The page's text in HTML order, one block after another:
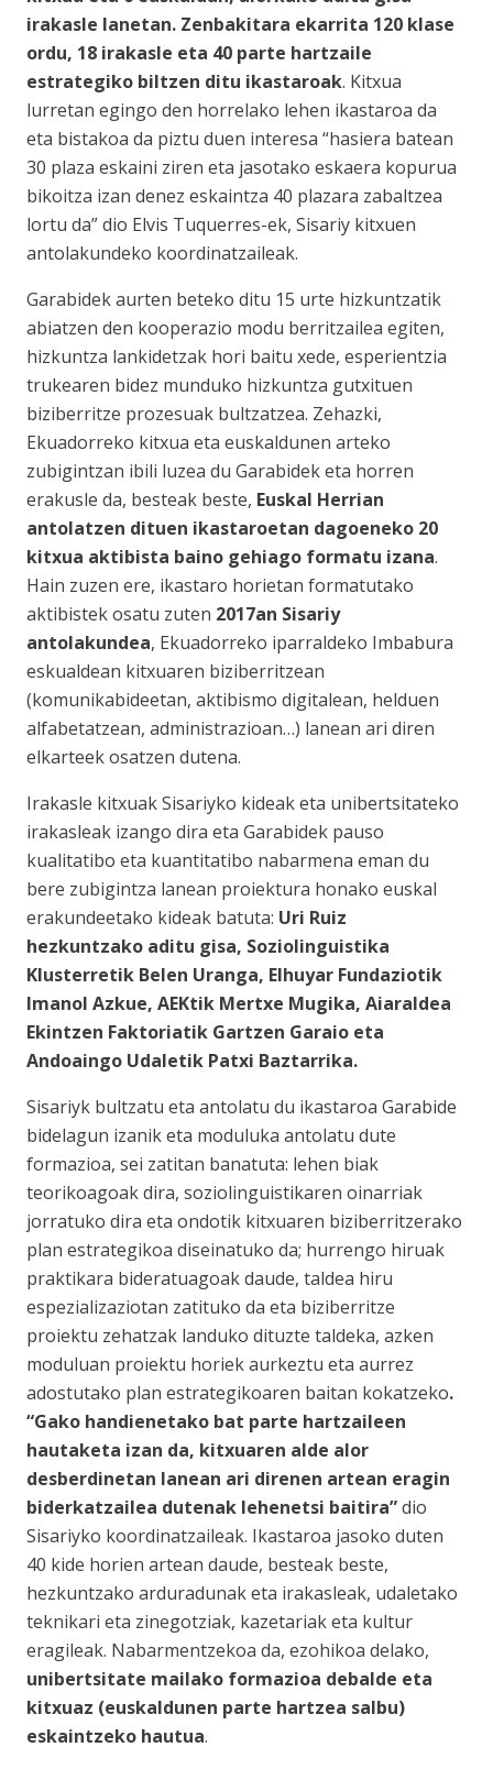
irakasle lanetan. Zenbakitara ekarrita 120 klase
ordu, 18 irakasle eta 40 parte hartzaile
estrategiko biltzen ditu ikastaroak. Kitxua
lurretan egingo den horrelako lehen ikastaroa da
eta bistakoa da piztu duen interesa “hasiera batean
30 plaza eskaini ziren eta jasotako eskaera kopurua
bikoitza izan denez eskaintza 40 plazara zabaltzea
lortu da” dio Elvis Tuquerres-ek, Sisariy kitxuen
antolakundeko koordinatzaileak.
Garabidek aurten beteko ditu 15 urte hizkuntzatik
abiatzen den kooperazio modu berritzailea egiten,
hizkuntza lankidetzak hori baitu xede, esperientzia
trukearen bidez munduko hizkuntza gutxituen
biziberritze prozesuak bultzatzea. Zehazki,
Ekuadorreko kitxua eta euskaldunen arteko
zubigintzan ibili luzea du Garabidek eta horren
erakusle da, besteak beste, Euskal Herrian
antolatzen dituen ikastaroetan dagoeneko 20
kitxua aktibista baino gehiago formatu izana.
Hain zuzen ere, ikastaro horietan formatutako
aktibistek osatu zuten 2017an Sisariy
antolakundea, Ekuadorreko iparraldeko Imbabura
eskualdean kitxuaren biziberritzean
(komunikabideetan, aktibismo digitalean, helduen
alfabetatzean, administrazioan…) lanean ari diren
elkarteek osatzen dutena.
Irakasle kitxuak Sisariyko kideak eta unibertsitateko
irakasleak izango dira eta Garabidek pauso
kualitatibo eta kuantitatibo nabarmena eman du
bere zubigintza lanean proiektura honako euskal
erakundeetako kideak batuta: Uri Ruiz
hezkuntzako aditu gisa, Soziolinguistika
Klusterretik Belen Uranga, Elhuyar Fundaziotik
Imanol Azkue, AEKtik Mertxe Mugika, Aiaraldea
Ekintzen Faktoriatik Gartzen Garaio eta
Andoaingo Udaletik Patxi Baztarrika.
Sisariyk bultzatu eta antolatu du ikastaroa Garabide
bidelagun izanik eta moduluka antolatu dute
formazioa, sei zatitan banatuta: lehen biak
teorikoagoak dira, soziolinguistikaren oinarriak
jorratuko dira eta ondotik kitxuaren biziberritzerako
plan estrategikoa diseinatuko da; hurrengo hiruak
praktikara bideratuagoak daude, taldea hiru
espezializaziotan zatituko da eta biziberritze
proiektu zehatzak landuko dituzte taldeka, azken
moduluan proiektu horiek aurkeztu eta aurrez
adostutako plan estrategikoaren baitan kokatzeko.
“Gako handienetako bat parte hartzaileen
hautaketa izan da, kitxuaren alde alor
desberdinetan lanean ari direnen artean eragin
biderkatzailea dutenak lehenetsi baitira”dio
Sisariyko koordinatzaileak. Ikastaroa jasoko duten
40 kide horien artean daude, besteak beste,
hezkuntzako arduradunak eta irakasleak, udaletako
teknikari eta zinegotziak, kazetariak eta kultur
eragileak. Nabarmentzekoa da, ezohikoa delako,
unibertsitate mailako formazioa debalde eta
kitxuaz (euskaldunen parte hartzea salbu)
eskaintzeko hautua.